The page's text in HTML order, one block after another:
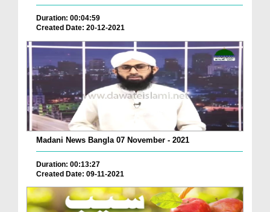
Duration: 00:04:59
Created Date: 20-12-2021
Madani News Bangla 07 November - 2021
Duration: 00:13:27
Created Date: 09-11-2021